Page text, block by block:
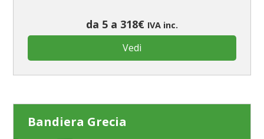
da 5 a 318€ IVA inc.
Vedi
Bandiera Grecia